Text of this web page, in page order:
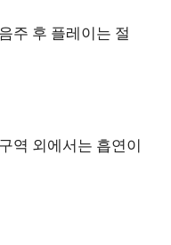
주 후 플레이는 절
역 외에서는 흡연이